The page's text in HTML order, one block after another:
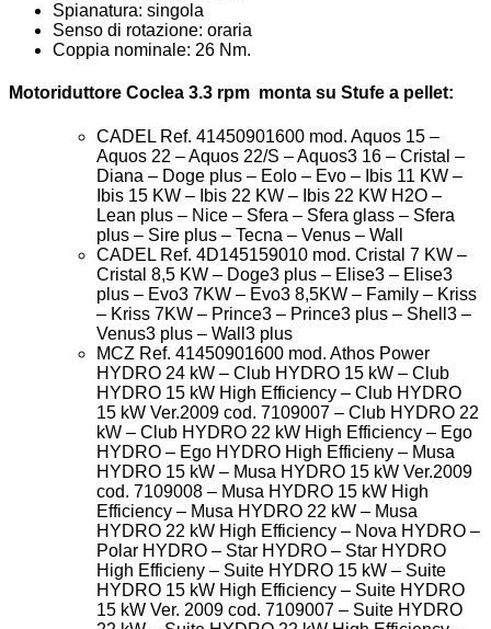
Spianatura: singola
Senso di rotazione: oraria
Coppia nominale: 26 Nm.
Motoriduttore Coclea 3.3 rpm monta su Stufe a pellet:
CADEL Ref. 41450901600 mod. Aquos 15 –
Aquos 22 – Aquos 22/S – Aquos3 16 – Cristal –
Diana – Doge plus – Eolo – Evo – Ibis 11 KW –
Ibis 15 KW – Ibis 22 KW – Ibis 22 KW H2O –
Lean plus – Nice – Sfera – Sfera glass – Sfera
plus – Sire plus – Tecna – Venus – Wall
CADEL Ref. 4D145159010 mod. Cristal 7 KW –
Cristal 8,5 KW – Doge3 plus – Elise3 – Elise3
plus – Evo3 7KW – Evo3 8,5KW – Family – Kriss
– Kriss 7KW – Prince3 – Prince3 plus – Shell3 –
Venus3 plus – Wall3 plus
MCZ Ref. 41450901600 mod. Athos Power
HYDRO 24 kW – Club HYDRO 15 kW – Club
HYDRO 15 kW High Efficiency – Club HYDRO
15 kW Ver.2009 cod. 7109007 – Club HYDRO 22
kW – Club HYDRO 22 kW High Efficiency – Ego
HYDRO – Ego HYDRO High Efficieny – Musa
HYDRO 15 kW – Musa HYDRO 15 kW Ver.2009
cod. 7109008 – Musa HYDRO 15 kW High
Efficiency – Musa HYDRO 22 kW – Musa
HYDRO 22 kW High Efficiency – Nova HYDRO –
Polar HYDRO – Star HYDRO – Star HYDRO
High Efficieny – Suite HYDRO 15 kW – Suite
HYDRO 15 kW High Efficiency – Suite HYDRO
15 kW Ver. 2009 cod. 7109007 – Suite HYDRO